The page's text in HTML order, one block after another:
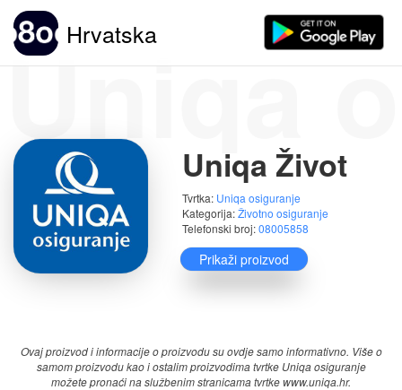
Hrvatska
Uniqa
Uniqa Život
Tvrtka: Uniqa osiguranje
Kategorija:Životno osiguranje
Telefonski broj:08005858
Ocjene:
(1)
Prikaži proizvod
Ovaj proizvod i informacije o proizvodu su ovdje samo informativno. Više o
samom proizvodu kao i ostalim proizvodima tvrtke Uniqa osiguranje
možete pronaći na službenim stranicama tvrtke www.uniqa.hr.